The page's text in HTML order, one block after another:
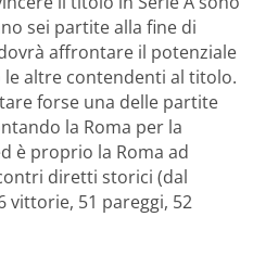
sei partite alla fine di
affrontare il potenziale
altre contendenti al titolo.
forse una delle partite
la Roma per la
è proprio la Roma ad
diretti storici (dal
vittorie, 51 pareggi, 52